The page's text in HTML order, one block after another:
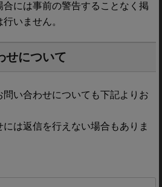
合には事前の警告することなく掲
いません。
せについて
い合わせについても下記よりお
は返信を行えない場合もありま